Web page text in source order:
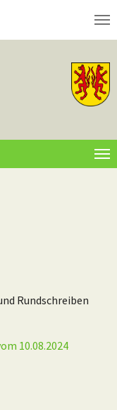
Rundschreiben
10.08.2024